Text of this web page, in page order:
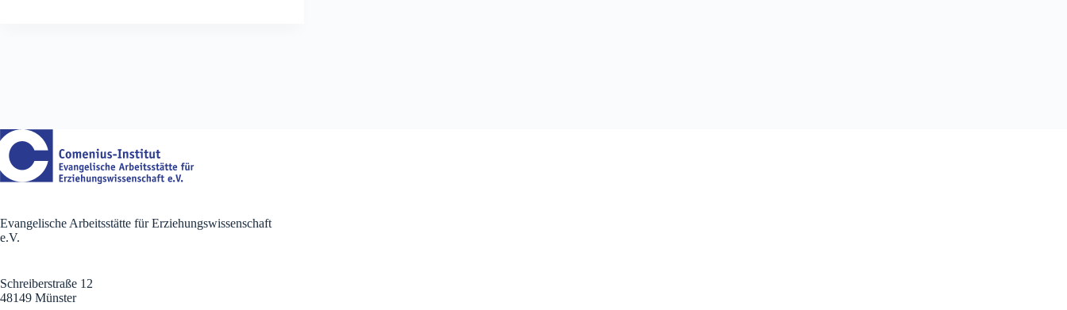
Evangelische Arbeitsstätte für Erziehungswissenschaft
e.V.
Schreiberstraße 12
48149 Münster